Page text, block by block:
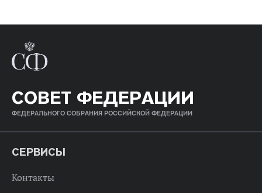
СОВЕТ ФЕДЕРАЦИИ
ФЕДЕРАЛЬНОГО СОБРАНИЯ РОССИЙСКОЙ ФЕДЕРАЦИИ
СЕРВИСЫ
Контакты